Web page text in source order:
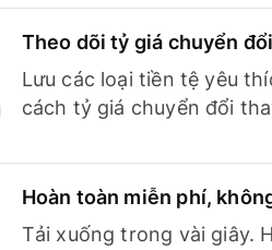
Theo dõi tỷ giá chuyển
Lưu các loại tiền tệ yêu
cách tỷ giá chuyển đổi
Hoàn toàn miễn phí,
Tải xuống trong vài giây.